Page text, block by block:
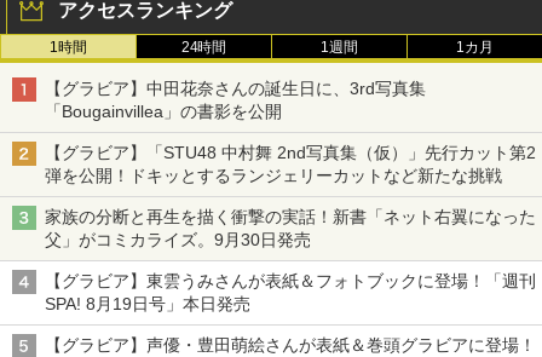
アクセスランキング
1時間 24時間 1週間 1カ月
【グラビア】中田花奈さんの誕生日に、3rd写真集
「Bougainvillea」の書影を公開
【グラビア】「STU48 中村舞 2nd写真集（仮）」先行カット第2
弾を公開！ドキッとするランジェリーカットなど新たな挑戦
家族の分断と再生を描く衝撃の実話！新書「ネット右翼になった
父」がコミカライズ。9月30日発売
【グラビア】東雲うみさんが表紙＆フォトブックに登場！「週刊
SPA! 8月19日号」本日発売
【グラビア】声優・豊田萌絵さんが表紙＆巻頭グラビアに登場！